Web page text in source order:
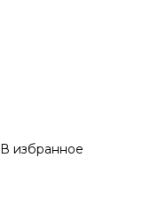
В избранное